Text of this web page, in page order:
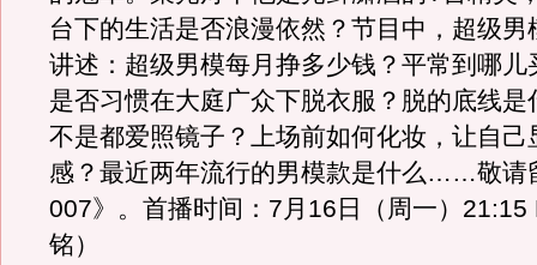
台下的生活是否浪漫依然？节目中，超级男
讲述：超级男模每月挣多少钱？平常到哪儿
是否习惯在大庭广众下脱衣服？脱的底线是
不是都爱照镜子？上场前如何化妆，让自己
感？最近两年流行的男模款是什么……敬请
007》。首播时间：7月16日（周一）21:15
铭）